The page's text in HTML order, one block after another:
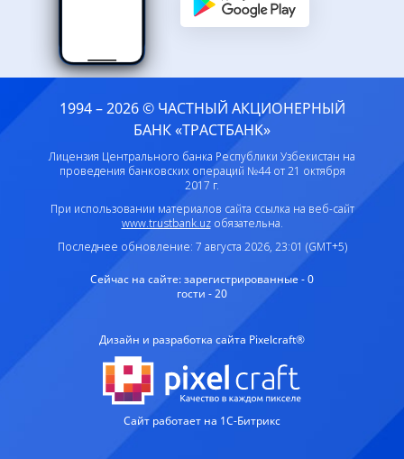
1994 – 2026 © ЧАСТНЫЙ АКЦИОНЕРНЫЙ
БАНК «ТРАСТБАНК»
Лицензия Центрального банка Республики Узбекистан на
проведения банковских операций №44 от 21 октября
2017 г.
При использовании материалов сайта ссылка на веб-сайт
www.trustbank.uzобязательна.
Последнее обновление: 7 августа 2026, 23:01 (GMT+5)
Сейчас на сайте:зарегистрированные - 0
гости - 20
Дизайн и разработка сайта Pixelcraft®
Сайт работает на 1C-Битрикс